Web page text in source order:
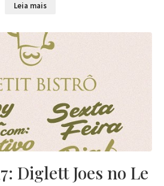
Leia mais
Diglett Joes no Le